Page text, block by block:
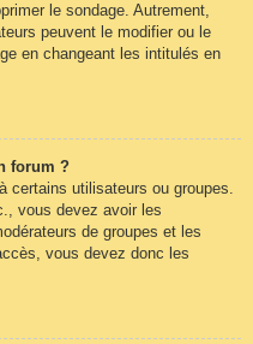
le sondage. Autrement,
peuvent le modifier ou le
en changeant les intitulés en
forum ?
certains utilisateurs ou groupes.
vous devez avoir les
de groupes et les
vous devez donc les